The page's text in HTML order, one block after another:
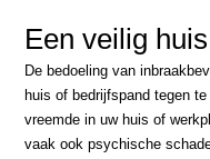
Een veilig
De bedoeling van
huis of bedrijfspand tegen
vreemde in uw huis of
vaak ook psychische